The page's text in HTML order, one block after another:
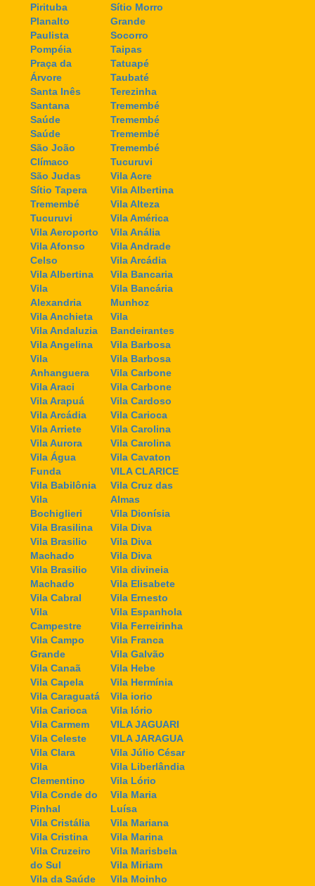
Pirituba
Planalto
Paulista
Pompéia
Praça da
Árvore
Santa Inês
Santana
Saúde
Saúde
São João
Clímaco
São Judas
Sítio Tapera
Tremembé
Tucuruvi
Vila Aeroporto
Vila Afonso
Celso
Vila Albertina
Vila
Alexandria
Vila Anchieta
Vila Andaluzia
Vila Angelina
Vila
Anhanguera
Vila Araci
Vila Arapuá
Vila Arcádia
Vila Arriete
Vila Aurora
Vila Água
Funda
Vila Babilônia
Vila
Bochiglieri
Vila Brasilina
Vila Brasilio
Machado
Vila Brasilio
Machado
Vila Cabral
Vila
Campestre
Vila Campo
Grande
Vila Canaã
Vila Capela
Vila Caraguatá
Vila Carioca
Vila Carmem
Vila Celeste
Vila Clara
Vila
Clementino
Vila Conde do
Pinhal
Vila Cristália
Vila Cristina
Vila Cruzeiro
do Sul
Vila da Saúde
Sítio Morro
Grande
Socorro
Taipas
Tatuapé
Taubaté
Terezinha
Tremembé
Tremembé
Tremembé
Tremembé
Tucuruvi
Vila Acre
Vila Albertina
Vila Alteza
Vila América
Vila Anália
Vila Andrade
Vila Arcádia
Vila Bancaria
Vila Bancária
Munhoz
Vila
Bandeirantes
Vila Barbosa
Vila Barbosa
Vila Carbone
Vila Carbone
Vila Cardoso
Vila Carioca
Vila Carolina
Vila Carolina
Vila Cavaton
VILA CLARICE
Vila Cruz das
Almas
Vila Dionísia
Vila Diva
Vila Diva
Vila Diva
Vila divineia
Vila Elisabete
Vila Ernesto
Vila Espanhola
Vila Ferreirinha
Vila Franca
Vila Galvão
Vila Hebe
Vila Hermínia
Vila iorio
Vila Iório
VILA JAGUARI
VILA JARAGUA
Vila Júlio César
Vila Liberlândia
Vila Lório
Vila Maria
Luísa
Vila Mariana
Vila Marina
Vila Marisbela
Vila Miriam
Vila Moinho